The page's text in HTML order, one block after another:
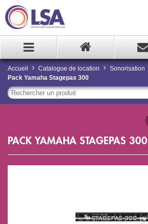
Accueil Catalogue de location Sonorisation
Pack Yamaha Stagepas 300
PACK YAMAHA STAGEPAS 300